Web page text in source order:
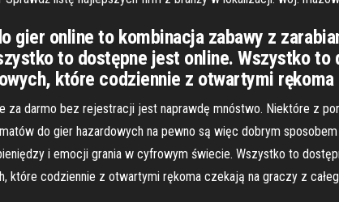
gier online to kombinacja zabawy z
to dostępne jest online. Wszystko
które codziennie z otwartymi rękoma
za darmo bez rejestracji jest naprawdę mnóstwo. Niektóre z
do gier hazardowych na pewno są więc dobrym
i emocji grania w cyfrowym świecie. Wszystko to
które codziennie z otwartymi rękoma czekają na graczy z